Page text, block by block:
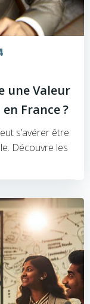
une Valeur
France ?
s’avérer être
Découvre les